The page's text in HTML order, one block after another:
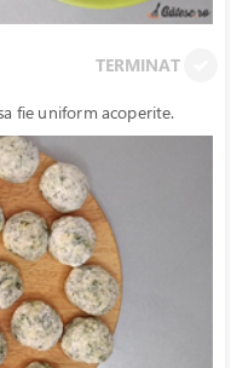
TERMINAT
fie uniform acoperite.